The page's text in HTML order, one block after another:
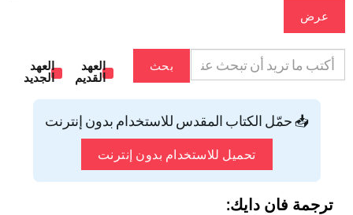
عرض
بحث
العهد
القديم
العهد
الجديد
📥 حمّل الكتاب المقدس للاستخدام بدون إنترنت
تحميل للاستخدام بدون إنترنت
ترجمة فان دايك: